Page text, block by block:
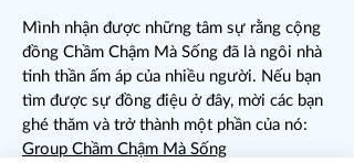
Mình nhận được những tâm sự rằng cộng
đồng Chầm Chậm Mà Sống đã là ngôi nhà
tinh thần ấm áp của nhiều người. Nếu bạn
tìm được sự đồng điệu ở đây, mời các bạn
ghé thăm và trở thành một phần của nó:
Group Chầm Chậm Mà Sống